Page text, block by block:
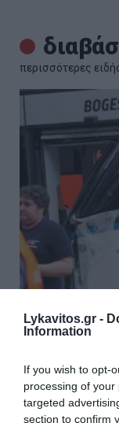
Lykavitos.gr -
Information
If you wish to opt-
processing of
targeted
section to confirm
περισσότερες
στο
25
Συναγερμός